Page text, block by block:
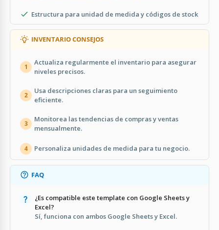
Estructura para unidad de medida y códigos de stock
INVENTARIO CONSEJOS
1
Actualiza regularmente el inventario para asegurar
niveles precisos.
2
Usa descripciones claras para un seguimiento
eficiente.
3
Monitorea las tendencias de compras y ventas
mensualmente.
4 Personaliza unidades de medida para tu negocio.
FAQ
¿Es compatible este template con Google Sheets y
Excel?
Sí, funciona con ambos Google Sheets y Excel.